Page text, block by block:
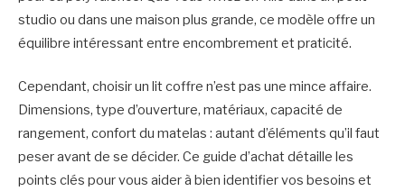
studio ou dans une maison plus grande, ce modèle offre un
équilibre intéressant entre encombrement et praticité.
Cependant, choisir un lit coffre n’est pas une mince affaire.
Dimensions, type d’ouverture, matériaux, capacité de
rangement, confort du matelas : autant d’éléments qu’il faut
peser avant de se décider. Ce guide d’achat détaille les
points clés pour vous aider à bien identifier vos besoins et